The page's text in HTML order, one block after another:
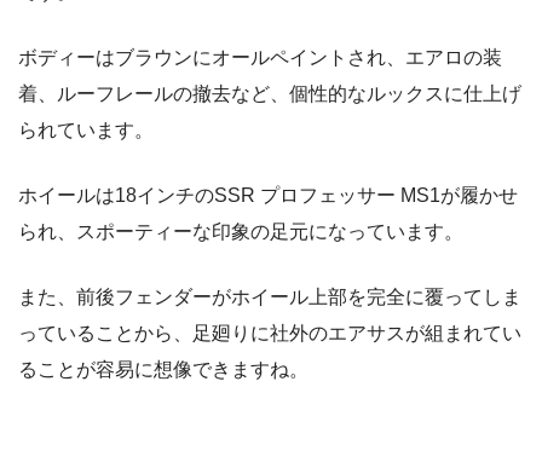
ボディーはブラウンにオールペイントされ、エアロの装
着、ルーフレールの撤去など、個性的なルックスに仕上げ
られています。
ホイールは18インチのSSR プロフェッサー MS1が履かせ
られ、スポーティーな印象の足元になっています。
また、前後フェンダーがホイール上部を完全に覆ってしま
っていることから、足廻りに社外のエアサスが組まれてい
ることが容易に想像できますね。